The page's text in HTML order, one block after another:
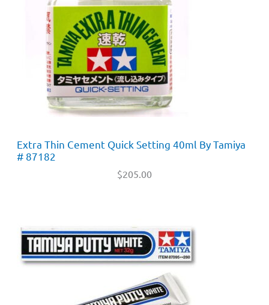
Extra Thin Cement Quick Setting 40ml By Tamiya
# 87182
$205.00